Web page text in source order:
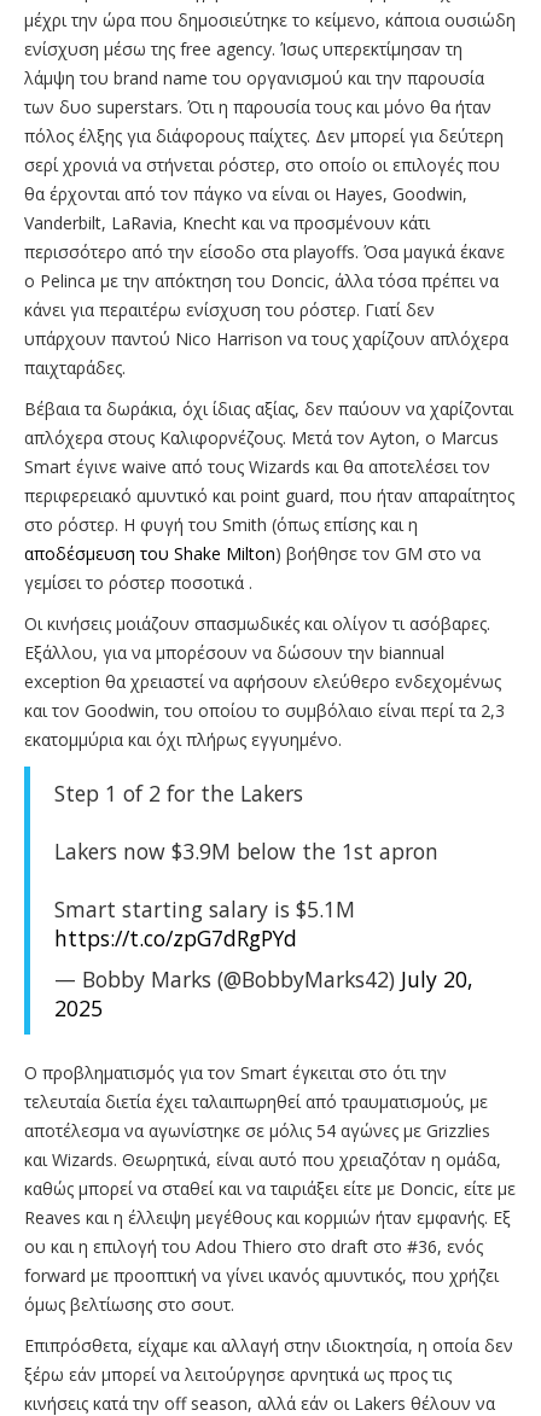
μέχρι την ώρα που δημοσιεύτηκε το κείμενο, κάποια ουσιώδη
ενίσχυση μέσω της free agency. Ίσως υπερεκτίμησαν τη
λάμψη του brand name του οργανισμού και την παρουσία
των δυο superstars. Ότι η παρουσία τους και μόνο θα ήταν
πόλος έλξης για διάφορους παίχτες. Δεν μπορεί για δεύτερη
σερί χρονιά να στήνεται ρόστερ, στο οποίο οι επιλογές που
θα έρχονται από τον πάγκο να είναι οι Hayes, Goodwin,
Vanderbilt, LaRavia, Knecht και να προσμένουν κάτι
περισσότερο από την είσοδο στα playoffs. Όσα μαγικά έκανε
ο Pelinca με την απόκτηση του Doncic, άλλα τόσα πρέπει να
κάνει για περαιτέρω ενίσχυση του ρόστερ. Γιατί δεν
υπάρχουν παντού Nico Harrison να τους χαρίζουν απλόχερα
παιχταράδες.
Βέβαια τα δωράκια, όχι ίδιας αξίας, δεν παύουν να χαρίζονται
απλόχερα στους Καλιφορνέζους. Μετά τον Ayton, o Marcus
Smart έγινε waive από τους Wizards και θα αποτελέσει τον
περιφερειακό αμυντικό και point guard, που ήταν απαραίτητος
στο ρόστερ. H φυγή του Smith (όπως επίσης και η
αποδέσμευση του Shake Milton) βοήθησε τον GM στο να
γεμίσει το ρόστερ ποσοτικά .
Οι κινήσεις μοιάζουν σπασμωδικές και ολίγον τι ασόβαρες.
Εξάλλου, για να μπορέσουν να δώσουν την biannual
exception θα χρειαστεί να αφήσουν ελεύθερο ενδεχομένως
και τον Goodwin, του οποίου το συμβόλαιο είναι περί τα 2,3
εκατομμύρια και όχι πλήρως εγγυημένο.
Step 1 of 2 for the Lakers
Lakers now $3.9M below the 1st apron
Smart starting salary is $5.1M
https://t.co/zpG7dRgPYd
— Bobby Marks (@BobbyMarks42) July 20,
2025
Ο προβληματισμός για τον Smart έγκειται στο ότι την
τελευταία διετία έχει ταλαιπωρηθεί από τραυματισμούς, με
αποτέλεσμα να αγωνίστηκε σε μόλις 54 αγώνες με Grizzlies
και Wizards. Θεωρητικά, είναι αυτό που χρειαζόταν η ομάδα,
καθώς μπορεί να σταθεί και να ταιριάξει είτε με Doncic, είτε με
Reaves και η έλλειψη μεγέθους και κορμιών ήταν εμφανής. Εξ
ου και η επιλογή του Adou Thiero στο draft στο #36, ενός
forward με προοπτική να γίνει ικανός αμυντικός, που χρήζει
όμως βελτίωσης στο σουτ.
Επιπρόσθετα, είχαμε και αλλαγή στην ιδιοκτησία, η οποία δεν
ξέρω εάν μπορεί να λειτούργησε αρνητικά ως προς τις
κινήσεις κατά την off season, αλλά εάν οι Lakers θέλουν να